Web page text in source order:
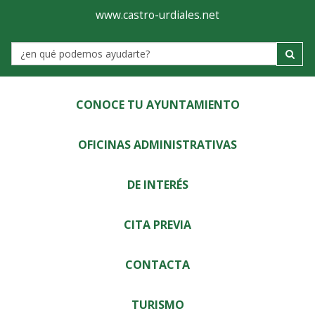
Ayuntamiento
de
Castro-
Urdiales
www.castro-urdiales.net
Label
CONOCE TU AYUNTAMIENTO
OFICINAS ADMINISTRATIVAS
DE INTERÉS
CITA PREVIA
CONTACTA
TURISMO